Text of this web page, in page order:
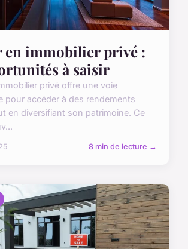
en immobilier privé :
à saisir
privé offre une voie
pour accéder à des rendements
en diversifiant son patrimoine. Ce
8 min de lecture →